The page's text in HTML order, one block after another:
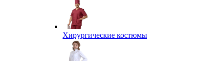
Хирургические костюмы